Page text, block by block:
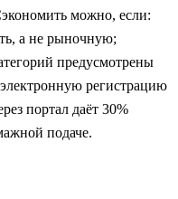
можно, если:
а не рыночную;
предусмотрены
регистрацию
портал даёт 30%
подаче.